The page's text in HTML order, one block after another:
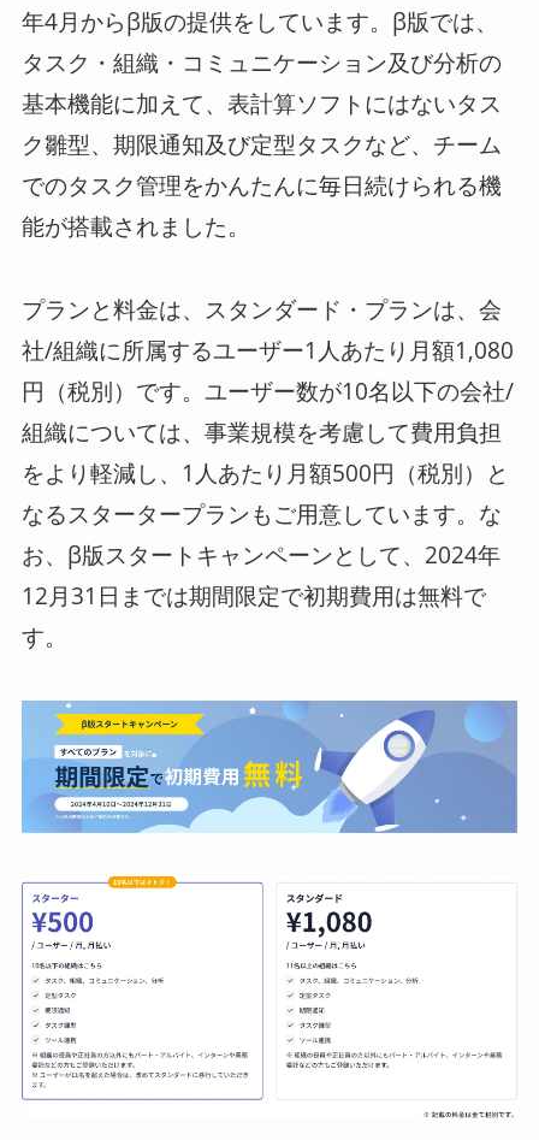
年4月からβ版の提供をしています。β版では、
タスク・組織・コミュニケーション及び分析の
基本機能に加えて、表計算ソフトにはないタス
ク雛型、期限通知及び定型タスクなど、チーム
でのタスク管理をかんたんに毎日続けられる機
能が搭載されました。
プランと料金は、スタンダード・プランは、会
社/組織に所属するユーザー1人あたり月額1,080
円（税別）です。ユーザー数が10名以下の会社/
組織については、事業規模を考慮して費用負担
をより軽減し、1人あたり月額500円（税別）と
なるスタータープランもご用意しています。な
お、β版スタートキャンペーンとして、2024年
12月31日までは期間限定で初期費用は無料で
す。